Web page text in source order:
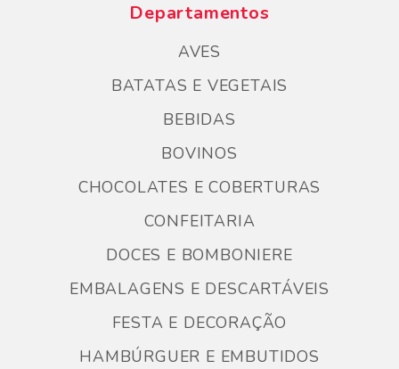
Departamentos
AVES
BATATAS E VEGETAIS
BEBIDAS
BOVINOS
CHOCOLATES E COBERTURAS
CONFEITARIA
DOCES E BOMBONIERE
EMBALAGENS E DESCARTÁVEIS
FESTA E DECORAÇÃO
HAMBÚRGUER E EMBUTIDOS